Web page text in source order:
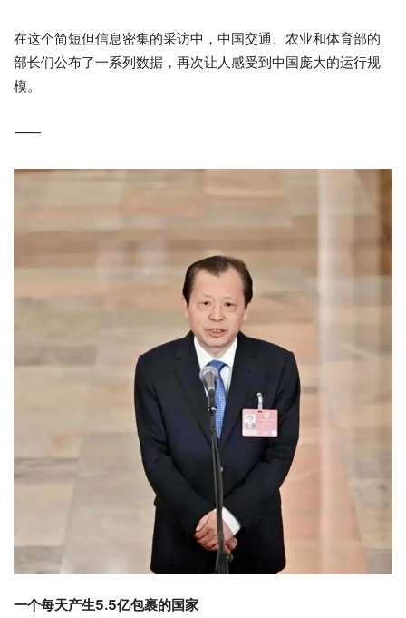
在这个简短但信息密集的采访中，中国交通、农业和体育部的
部长们公布了一系列数据，再次让人感受到中国庞大的运行规
模。
⸻
一个每天产生5.5亿包裹的国家